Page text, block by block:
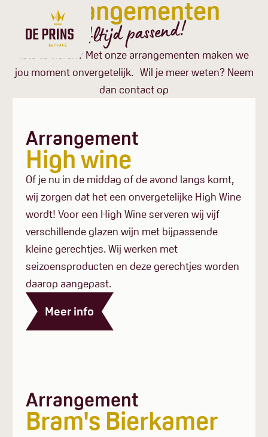
Arrangementen
Altijd passend!
Iets te vieren? Met onze arrangementen maken we
jou moment onvergetelijk. Wil je meer weten? Neem
dan contact op
Arrangement
High wine
Of je nu in de middag of de avond langs komt,
wij zorgen dat het een onvergetelijke High Wine
wordt! Voor een High Wine serveren wij vijf
verschillende glazen wijn met bijpassende
kleine gerechtjes. Wij werken met
seizoensproducten en deze gerechtjes worden
daarop aangepast.
Meer info
Arrangement
Bram's Bierkamer